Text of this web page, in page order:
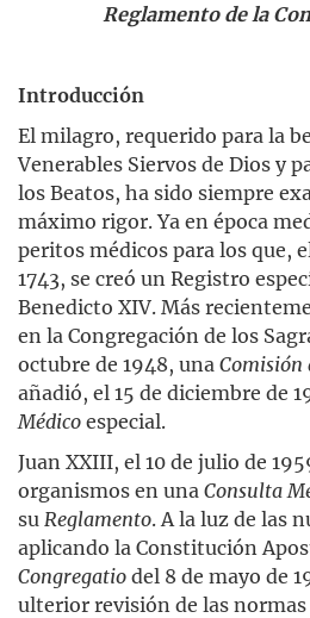
Reglamento de la
Introducción
El milagro, requerido para la
Venerables Siervos de Dios y
los Beatos, ha sido siempre
máximo rigor. Ya en época
peritos médicos para los que,
1743, se creó un Registro
Benedicto XIV. Más
en la Congregación de los
octubre de 1948, una Comisión
añadió, el 15 de diciembre de
Médicoespecial.
Juan XXIII, el 10 de julio de
organismos en una Consulta
su Reglamento. A la luz de las
aplicando la Constitución
Congregatiodel 8 de mayo de
ulterior revisión de las normas